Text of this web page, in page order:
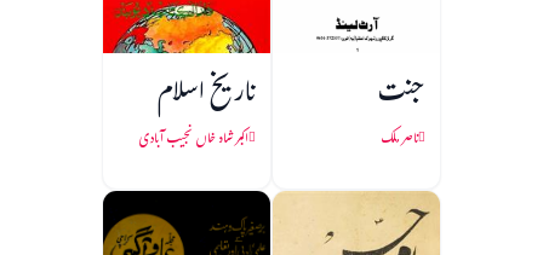
جنت
ناصر ملک
تاریخ اسلام
اکبر شاہ خاں نجیب آبادی